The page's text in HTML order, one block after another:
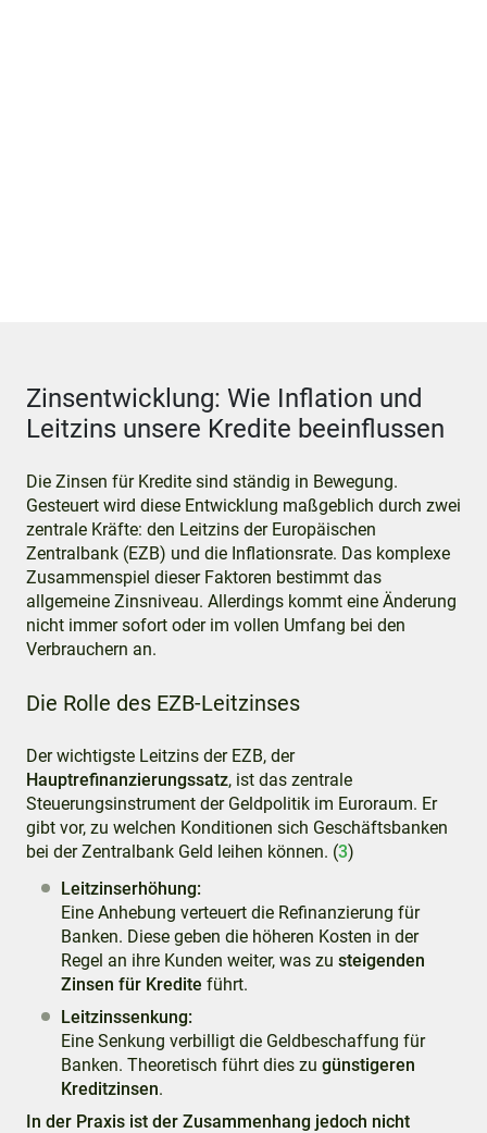
Zinsentwicklung: Wie Inflation und
Leitzins unsere Kredite beeinflussen
Die Zinsen für Kredite sind ständig in Bewegung.
Gesteuert wird diese Entwicklung maßgeblich durch zwei
zentrale Kräfte: den Leitzins der Europäischen
Zentralbank (EZB) und die Inflationsrate. Das komplexe
Zusammenspiel dieser Faktoren bestimmt das
allgemeine Zinsniveau. Allerdings kommt eine Änderung
nicht immer sofort oder im vollen Umfang bei den
Verbrauchern an.
Die Rolle des EZB-Leitzinses
Der wichtigste Leitzins der EZB, der
Hauptrefinanzierungssatz, ist das zentrale
Steuerungsinstrument der Geldpolitik im Euroraum. Er
gibt vor, zu welchen Konditionen sich Geschäftsbanken
bei der Zentralbank Geld leihen können. (3)
Leitzinserhöhung:
Eine Anhebung verteuert die Refinanzierung für
Banken. Diese geben die höheren Kosten in der
Regel an ihre Kunden weiter, was zu steigenden
Zinsen für Kredite führt.
Leitzinssenkung:
Eine Senkung verbilligt die Geldbeschaffung für
Banken. Theoretisch führt dies zu günstigeren
Kreditzinsen.
In der Praxis ist der Zusammenhang jedoch nicht